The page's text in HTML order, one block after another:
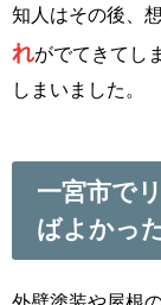
知人はその後、
れがでてきてし
しまいました。
一宮市で
ばよかっ
外壁塗装や屋根